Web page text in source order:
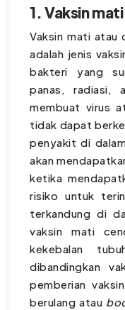
1. Vaksin mati
Vaksin mati
adalah jenis
bakteri yang
panas, radiasi,
membuat virus
tidak dapat
penyakit di
akan
ketika
risiko untuk
terkandung di
vaksin mati
kekebalan
dibandingkan
pemberian
berulang atau